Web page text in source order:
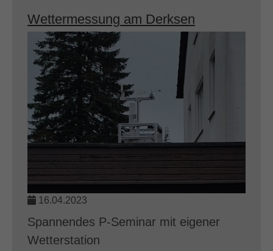
Wettermessung am Derksen
16.04.2023
Spannendes P-Seminar mit eigener
Wetterstation